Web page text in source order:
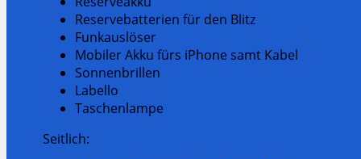
Reservebatterien für den Blitz
Funkauslöser
Mobiler Akku fürs iPhone samt Kabel
Sonnenbrillen
Labello
Taschenlampe
Seitlich: